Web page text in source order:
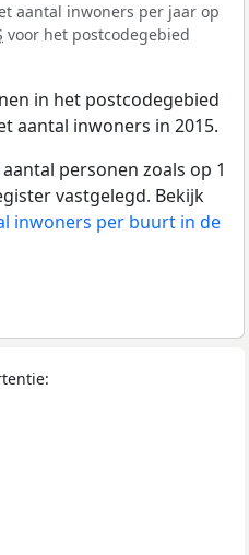
aantal inwoners per jaar op
voor het postcodegebied
in het postcodegebied
aantal inwoners in 2015.
personen zoals op 1
vastgelegd. Bekijk
inwoners per buurt in de